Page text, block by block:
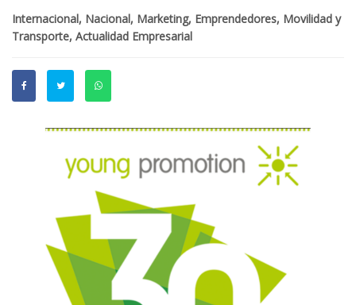
Internacional, Nacional, Marketing, Emprendedores, Movilidad y
Transporte, Actualidad Empresarial